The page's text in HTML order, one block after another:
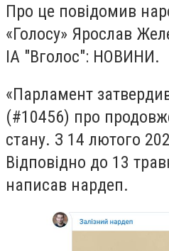
Про це повідомив
«Голосу» Ярослав
ІА "Вголос": НОВИНИ.
«Парламент
(#10456) про
стану. З 14 лютого
Відповідно до 13
написав нардеп.